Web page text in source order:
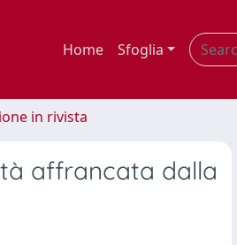
Home Sfoglia
in rivista
affrancata dalla